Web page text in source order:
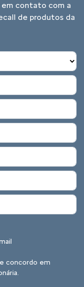
em contato com a
de produtos da
e concordo em